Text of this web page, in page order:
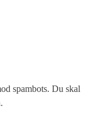
spambots. Du skal